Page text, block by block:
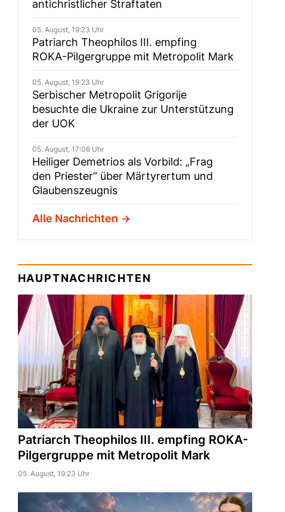
antichristlicher Straftaten
05. August, 19:23 Uhr
Patriarch Theophilos III. empfing
ROKA-Pilgergruppe mit Metropolit Mark
05. August, 19:23 Uhr
Serbischer Metropolit Grigorije
besuchte die Ukraine zur Unterstützung
der UOK
05. August, 17:06 Uhr
Heiliger Demetrios als Vorbild: „Frag
den Priester“ über Märtyrertum und
Glaubenszeugnis
Alle Nachrichten
HAUPTNACHRICHTEN
Patriarch Theophilos III. empfing ROKA-
Pilgergruppe mit Metropolit Mark
05. August, 19:23 Uhr